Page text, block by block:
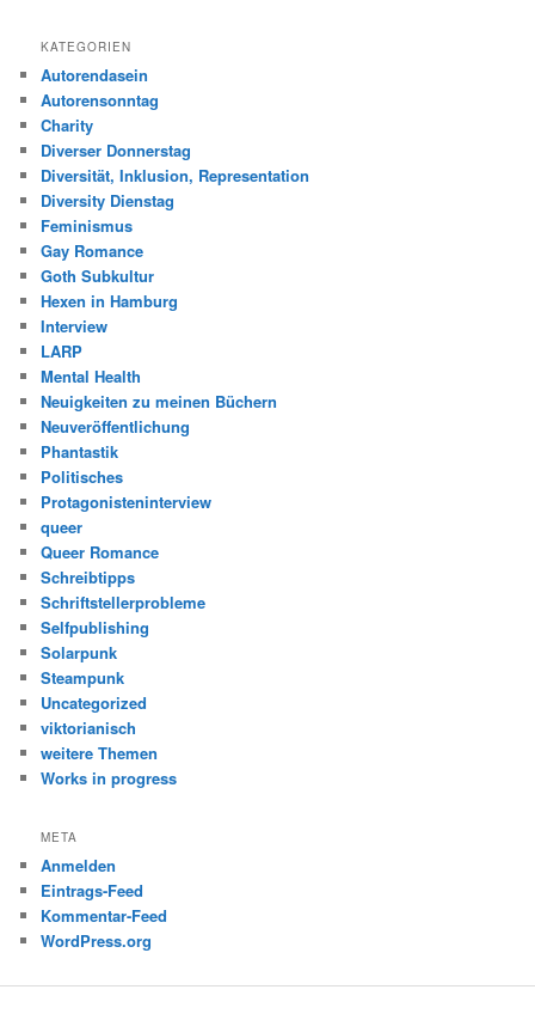
KATEGORIEN
Autorendasein
Autorensonntag
Charity
Diverser Donnerstag
Diversität, Inklusion, Representation
Diversity Dienstag
Feminismus
Gay Romance
Goth Subkultur
Hexen in Hamburg
Interview
LARP
Mental Health
Neuigkeiten zu meinen Büchern
Neuveröffentlichung
Phantastik
Politisches
Protagonisteninterview
queer
Queer Romance
Schreibtipps
Schriftstellerprobleme
Selfpublishing
Solarpunk
Steampunk
Uncategorized
viktorianisch
weitere Themen
Works in progress
META
Anmelden
Eintrags-Feed
Kommentar-Feed
WordPress.org